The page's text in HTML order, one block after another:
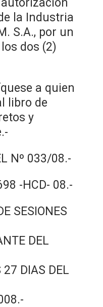
la Industria
S.A., por un
dos (2)
a quien
libro de
y
Nº 033/08.-
-HCD- 08.-
SESIONES
DEL
27 DIAS DEL